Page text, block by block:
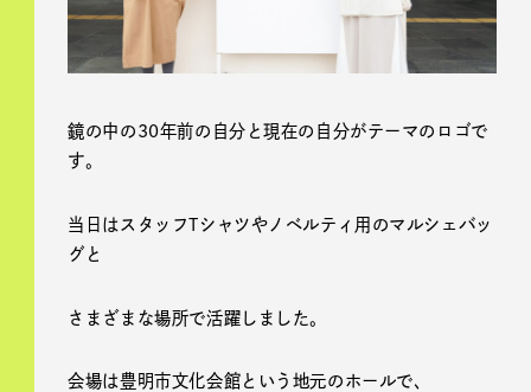
鏡の中の30年前の自分と現在の自分がテーマのロゴで
す。
当日はスタッフTシャツやノベルティ用のマルシェバッ
グと
さまざまな場所で活躍しました。
会場は豊明市文化会館という地元のホールで、